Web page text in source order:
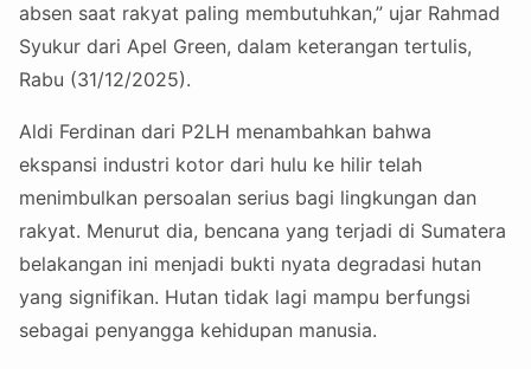
absen saat rakyat paling membutuhkan,” ujar Rahmad
Syukur dari Apel Green, dalam keterangan tertulis,
Rabu (31/12/2025).
Aldi Ferdinan dari P2LH menambahkan bahwa
ekspansi industri kotor dari hulu ke hilir telah
menimbulkan persoalan serius bagi lingkungan dan
rakyat. Menurut dia, bencana yang terjadi di Sumatera
belakangan ini menjadi bukti nyata degradasi hutan
yang signifikan. Hutan tidak lagi mampu berfungsi
sebagai penyangga kehidupan manusia.